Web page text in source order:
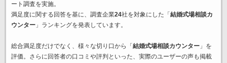
ート調査を実施。
満足度に関する回答を基に、調査企業24社を対象にした「 結婚式場相談カ
ウンター」ランキングを発表しています。
総合満足度だけでなく、様々な切り口から「 結婚式場相談カウンター」を
評価。さらに回答者の口コミや評判といった、実際のユーザーの声も掲載